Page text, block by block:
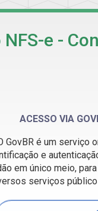
e -
ACESSO VIA
GovBR é um serviço
e
em único meio,
serviços